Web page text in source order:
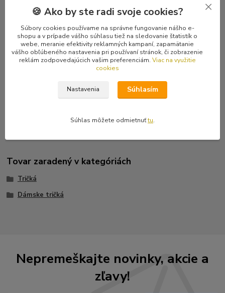
Komentáre 0
Kompletné špecifikácie
Čierne dievčenské tričko s krátkym rukávom od kapely Konflikt s
antivojnovým motívom a sloganom "Iraq or Afghanistan is not Iwo
Tovar zaradený v kategóriách
Tričká
Dámske tričká
Nepremeškajte novinky, akcie a
zľavy!
🍪 Ako by ste radi svoje cookies?
Súbory cookies používame na správne fungovanie nášho e-
shopu a v prípade vášho súhlasu tiež na sledovanie štatistík o
webe, meranie efektivity reklamných kampaní, zapamätanie
vášho obľúbeného nastavenia pri používaní stránok, či zobrazenie
reklám zodpovedajúcich vašim preferenciám. Viac na využitie
cookies
Nastavenia Súhlasím
Súhlas môžete odmietnuťtu.